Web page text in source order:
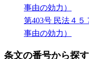
事由の効力）
第403号 民法４５
事由の効力）
条文の番号から探す